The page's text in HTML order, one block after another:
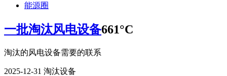
能源圈
一批淘汰风电设备661°C
淘汰的风电设备需要的联系
2025-12-31 淘汰设备